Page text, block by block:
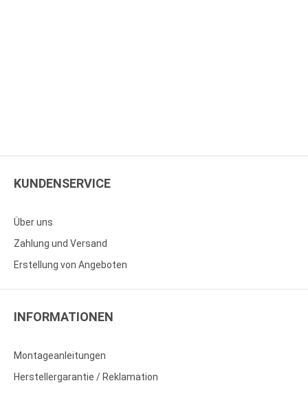
KUNDENSERVICE
Über uns
Zahlung und Versand
Erstellung von Angeboten
INFORMATIONEN
Montageanleitungen
Herstellergarantie / Reklamation